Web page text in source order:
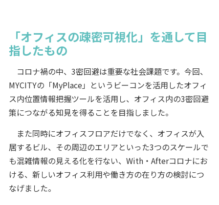
「オフィスの疎密可視化」を通して目
指したもの
コロナ禍の中、3密回避は重要な社会課題です。今回、
MYCITYの「MyPlace」というビーコンを活用したオフィ
ス内位置情報把握ツールを活用し、オフィス内の3密回避
策につながる知見を得ることを目指しました。
また同時にオフィスフロアだけでなく、オフィスが入
居するビル、その周辺のエリアといった3つのスケールで
も混雑情報の見える化を行ない、With・Afterコロナにお
ける、新しいオフィス利用や働き方の在り方の検討につ
なげました。